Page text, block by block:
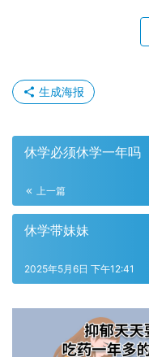
生成海报
休学必须休学一年吗
上一篇
休学带妹妹
2025年5月6日 下午12:41